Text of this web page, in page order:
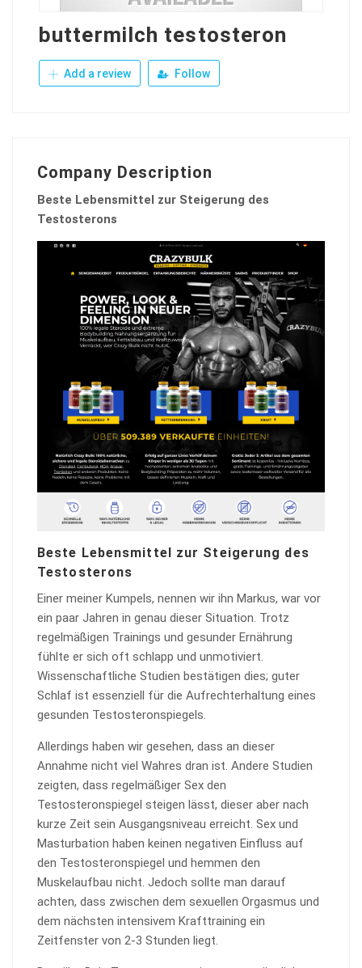
buttermilch testosteron
Add a review Follow
Company Description
Beste Lebensmittel zur Steigerung des
Testosterons
Beste Lebensmittel zur Steigerung des
Testosterons
Einer meiner Kumpels, nennen wir ihn Markus, war vor
ein paar Jahren in genau dieser Situation. Trotz
regelmäßigen Trainings und gesunder Ernährung
fühlte er sich oft schlapp und unmotiviert.
Wissenschaftliche Studien bestätigen dies; guter
Schlaf ist essenziell für die Aufrechterhaltung eines
gesunden Testosteronspiegels.
Allerdings haben wir gesehen, dass an dieser
Annahme nicht viel Wahres dran ist. Andere Studien
zeigten, dass regelmäßiger Sex den
Testosteronspiegel steigen lässt, dieser aber nach
kurze Zeit sein Ausgangsniveau erreicht. Sex und
Masturbation haben keinen negativen Einfluss auf
den Testosteronspiegel und hemmen den
Muskelaufbau nicht . Jedoch sollte man darauf
achten, dass zwischen dem sexuellen Orgasmus und
dem nächsten intensivem Krafttraining ein
Zeitfenster von 2-3 Stunden liegt.